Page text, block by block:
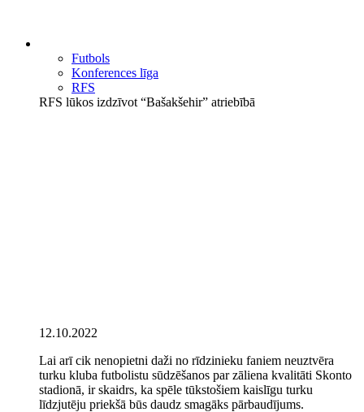
Futbols
Konferences līga
RFS
RFS lūkos izdzīvot “Bašakšehir” atriebībā
12.10.2022
Lai arī cik nenopietni daži no rīdzinieku faniem neuztvēra
turku kluba futbolistu sūdzēšanos par zāliena kvalitāti Skonto
stadionā, ir skaidrs, ka spēle tūkstošiem kaislīgu turku
līdzjutēju priekšā būs daudz smagāks pārbaudījums.